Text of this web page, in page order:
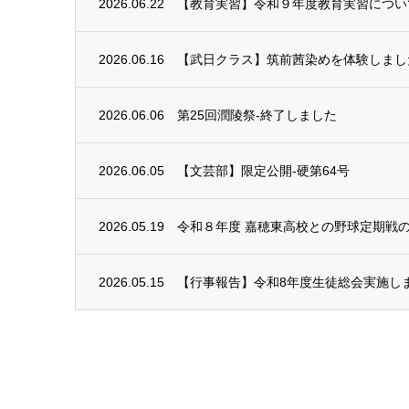
2026.06.22 【教育実習】令和９年度教育実習につ
2026.06.16 【武日クラス】筑前茜染めを体験しま
2026.06.06 第25回潤陵祭-終了しました
2026.06.05 【文芸部】限定公開-硬第64号
2026.05.19 令和８年度 嘉穂東高校との野球定期戦
2026.05.15 【行事報告】令和8年度生徒総会実施し